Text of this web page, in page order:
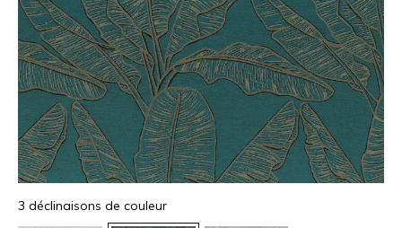
3 déclinaisons de couleur